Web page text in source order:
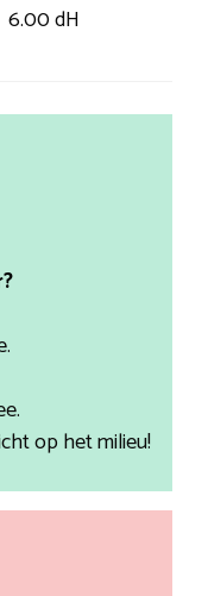
6.00 dH
op het milieu!